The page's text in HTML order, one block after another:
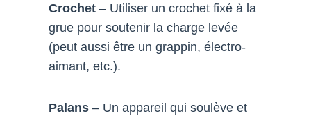
Crochet – Utiliser un crochet fixé à la
grue pour soutenir la charge levée
(peut aussi être un grappin, électro-
aimant, etc.).
Palans – Un appareil qui soulève et